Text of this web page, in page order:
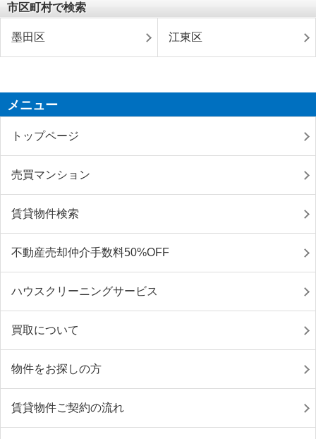
市区町村で検索
墨田区 江東区
メニュー
トップページ
売買マンション
賃貸物件検索
不動産売却仲介手数料50%OFF
ハウスクリーニングサービス
買取について
物件をお探しの方
賃貸物件ご契約の流れ